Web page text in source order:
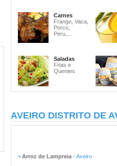
Carnes
Frango, Vaca,
Porco,
Peru,...
Saladas
Frias e
Quentes
AVEIRO DISTRITO DE
Arroz de Lampreia - Aveiro